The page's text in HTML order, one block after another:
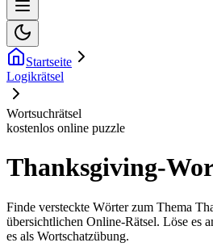
Startseite
Logikrätsel
Wortsuchrätsel
kostenlos online puzzle
Thanksgiving-
Finde versteckte Wörter zum Thema
übersichtlichen Online-Rätsel. Löse es
es als Wortschatzübung.